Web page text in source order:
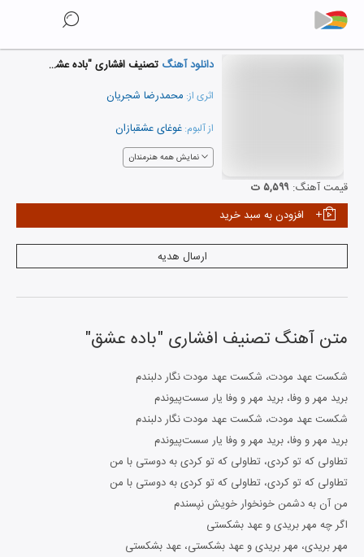
دانلود آهنگ تصنیف افشاری "باده عشق"
اثری از: محمدرضا شجریان
از آلبوم: غوغای عشقبازان
نمایش همه هنرمندان
قیمت آهنگ: ۵,۵۹۹ ت
افزودن به سبد خرید
ارسال هدیه
متن آهنگتصنیف افشاری "باده عشق"
شکست عهد مودت، شکست عهد مودت نگار دلبندم
برید مهر و وفا، برید مهر و وفا یار سست‌پیوندم
شکست عهد مودت، شکست عهد مودت نگار دلبندم
برید مهر و وفا، برید مهر و وفا یار سست‌پیوندم
تطاولی که تو کردی، تطاولی که تو کردی به دوستی با من
تطاولی که تو کردی، تطاولی که تو کردی به دوستی با من
من آن به دشمن خونخوار خویش نپسندم
اگر چه مهر بریدی و عهد بشکستی
مهر بریدی، مهر بریدی و عهد بشکستی، عهد بشکستی